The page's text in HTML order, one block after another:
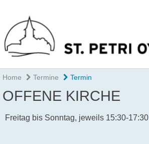
Home Termine Termin
OFFENE KIRCHE
Freitag bis Sonntag, jeweils 15:30-17:30